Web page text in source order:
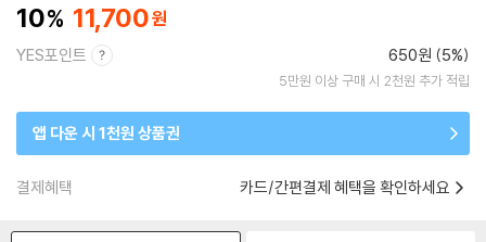
10 11,700
YES포인트 650원 (5%)
5만원 이상 구매 시 2천원 추가 적립
앱 다운 시 1천원 상품권
결제혜택 카드/간편결제 혜택을 확인하세요